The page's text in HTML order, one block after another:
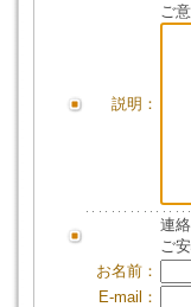
説明：
ご
連
ご
お名前：
E-mail：